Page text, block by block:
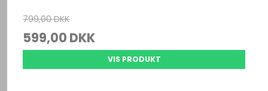
799,00 DKK
599,00 DKK
VIS PRODUKT